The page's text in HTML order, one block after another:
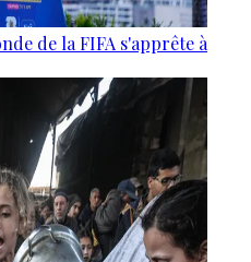
de la FIFA s'apprête à